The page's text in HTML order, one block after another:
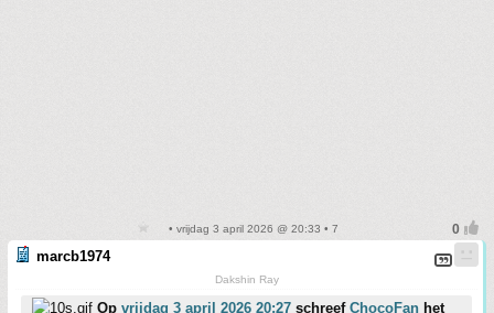
• vrijdag 3 april 2026 @ 20:33 • 7
marcb1974
Dakshin Ray
Op vrijdag 3 april 2026 20:27 schreef ChocoFan het